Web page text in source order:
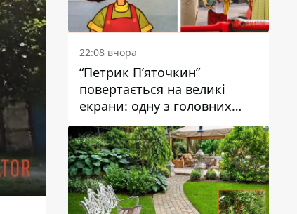
22:08 вчора
“Петрик П’яточкин”
повертається на великі
екрани: одну з головних
ролей зіграє 9-річний
дніпрянин Олександр
Войтеховський